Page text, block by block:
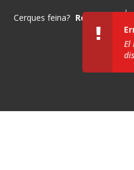
Cerques feina? Registra't
El